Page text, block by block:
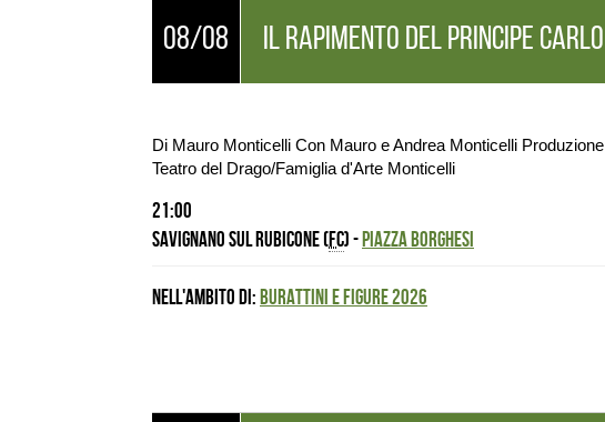
08/08 IL RAPIMENTO DEL PRINCIPE CARLO
Di Mauro Monticelli Con Mauro e Andrea Monticelli Produzione
Teatro del Drago/Famiglia d'Arte Monticelli
21:00
Savignano sul Rubicone (FC) -PIAZZA BORGHESI
Nell'ambito di:BURATTINI E FIGURE 2026